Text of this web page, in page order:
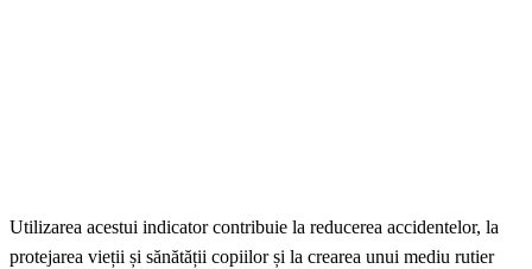
Utilizarea acestui indicator contribuie la reducerea accidentelor, la
protejarea vieții și sănătății copiilor și la crearea unui mediu rutier